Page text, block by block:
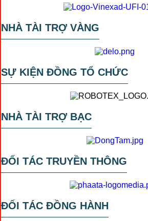
NHÀ TÀI TRỢ VÀNG
SỰ KIỆN ĐỒNG TỔ CHỨC
NHÀ TÀI TRỢ BẠC
ĐỐI TÁC TRUYỀN THÔNG
ĐỐI TÁC ĐỒNG HÀNH